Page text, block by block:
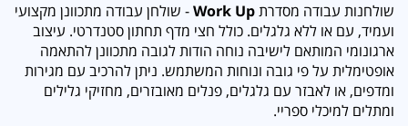
שולחנות עבודה מסדרתWork Up- שולחן עבודה מתכוונן מקצועי
ועמיד, עם או ללא גלגלים. כולל חצי מדף תחתון סטנדרטי. עיצוב
ארגונומי המותאם לישיבה נוחה הודות לגובה מתכוונן להתאמה
אופטימלית על פי גובה ונוחות המשתמש. ניתן להרכיב עם מגירות
ומדפים, או לאבזר עם גלגלים, פנלים מאובזרים, מחזיקי גלילים
ומתלים למיכלי ספריי.